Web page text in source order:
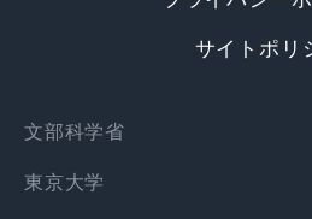
サイトポリ
文部科学省
東京大学